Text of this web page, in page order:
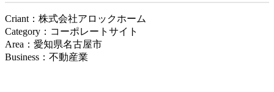
Criant：株式会社アロックホーム
Category：コーポレートサイト
Area：愛知県名古屋市
Business：不動産業